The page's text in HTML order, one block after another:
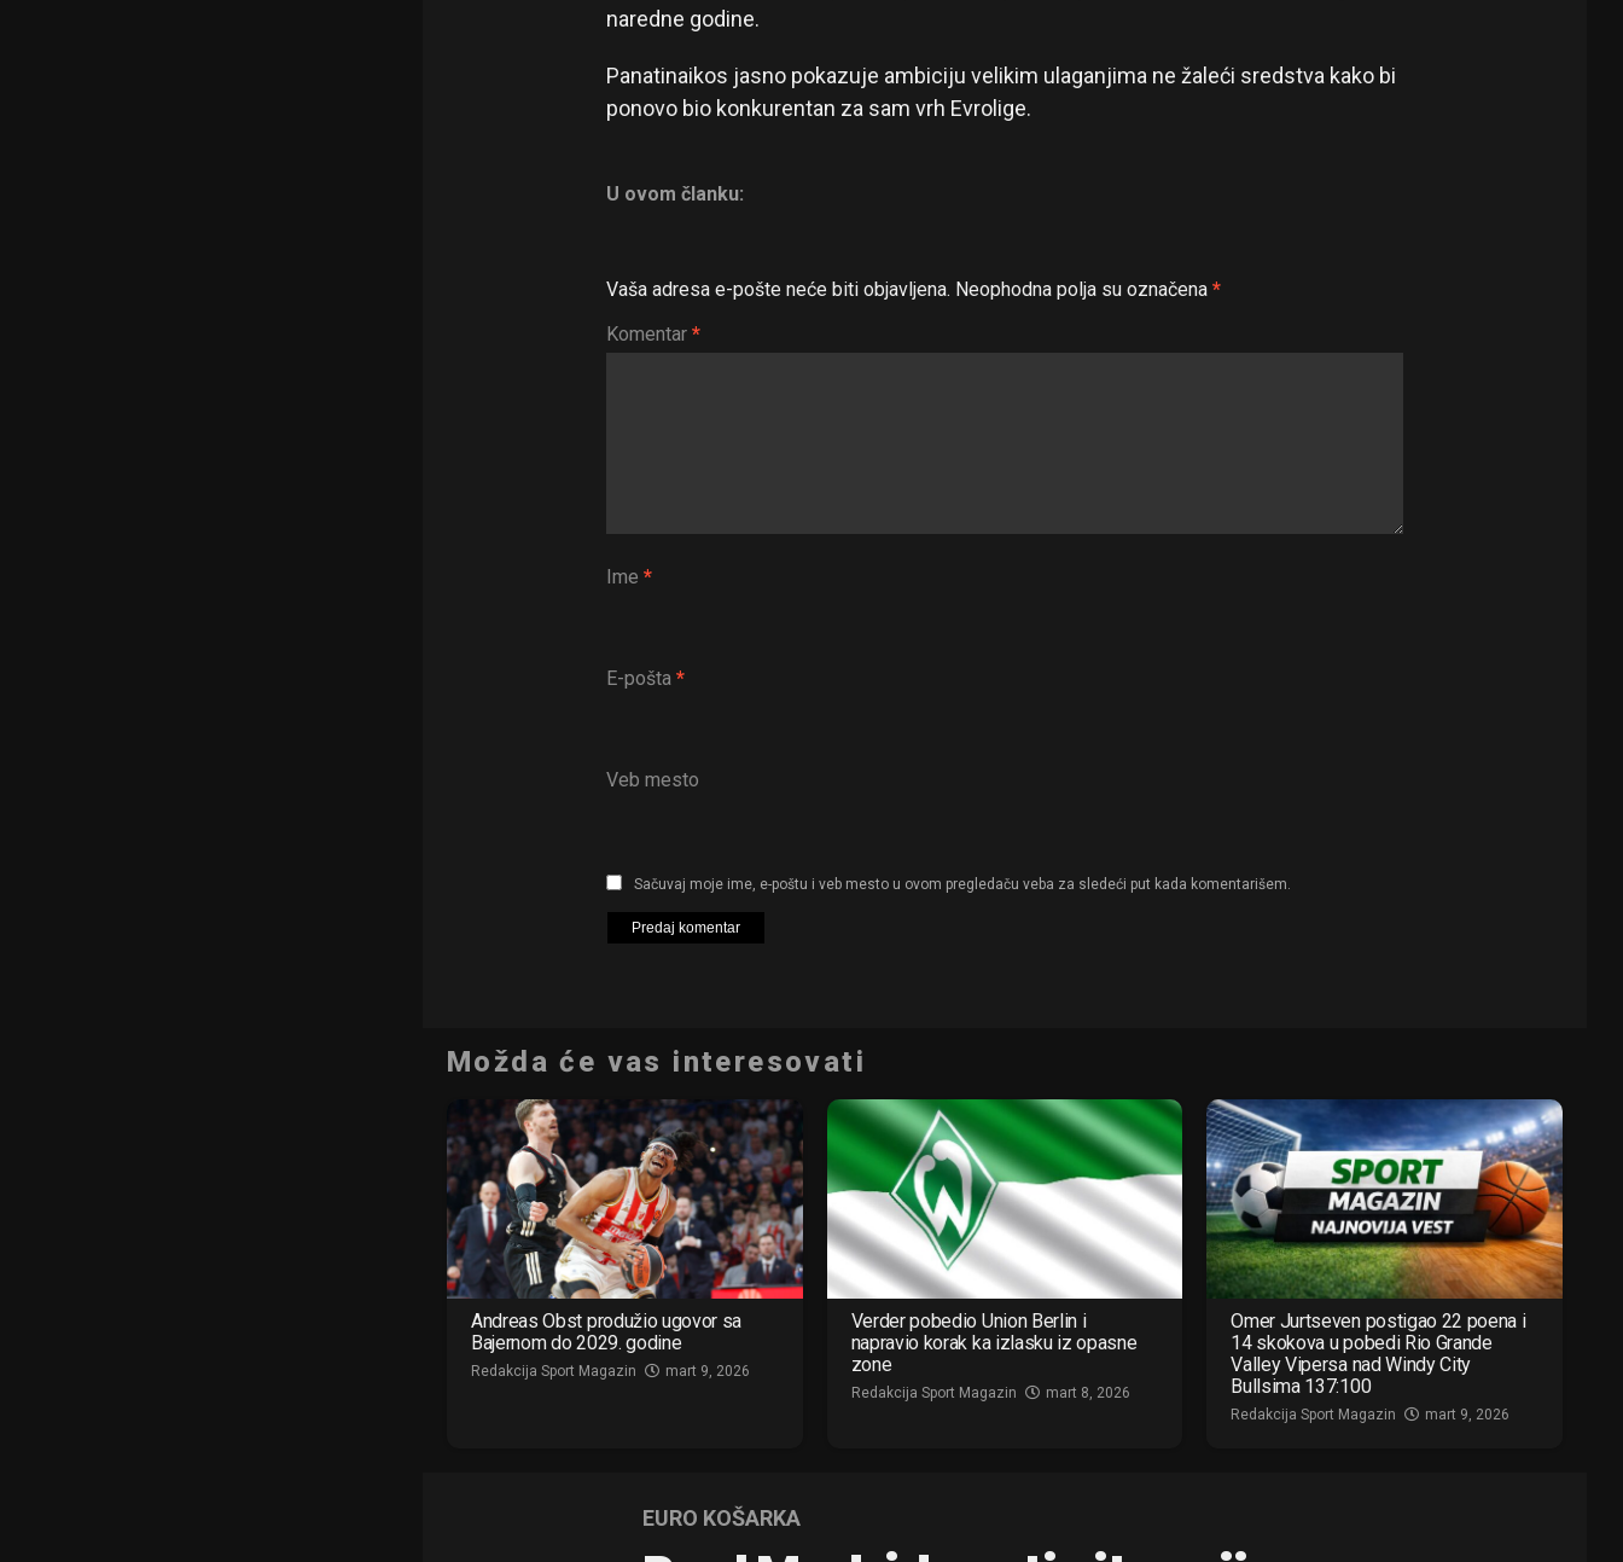
naredne godine.
Panatinaikos jasno pokazuje ambiciju velikim ulaganjima ne žaleći sredstva kako bi
ponovo bio konkurentan za sam vrh Evrolige.
U ovom članku:
Vaša adresa e-pošte neće biti objavljena. Neophodna polja su označena *
Komentar *
Ime *
E-pošta *
Veb mesto
Sačuvaj moje ime, e-poštu i veb mesto u ovom pregledaču veba za sledeći put kada komentarišem.
Možda će vas interesovati
Andreas Obst produžio ugovor sa
Bajernom do 2029. godine
Redakcija Sport Magazin mart 9, 2026
Verder pobedio Union Berlin i
napravio korak ka izlasku iz opasne
zone
Redakcija Sport Magazin mart 8, 2026
Omer Jurtseven postigao 22 poena i
14 skokova u pobedi Rio Grande
Valley Vipersa nad Windy City
Bullsima 137:100
Redakcija Sport Magazin mart 9, 2026
EURO KOŠARKA